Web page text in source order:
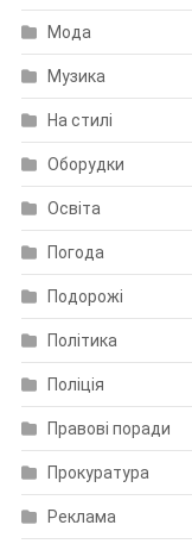
Мода
Музика
На стилі
Оборудки
Освіта
Погода
Подорожі
Політика
Поліція
Правові поради
Прокуратура
Реклама